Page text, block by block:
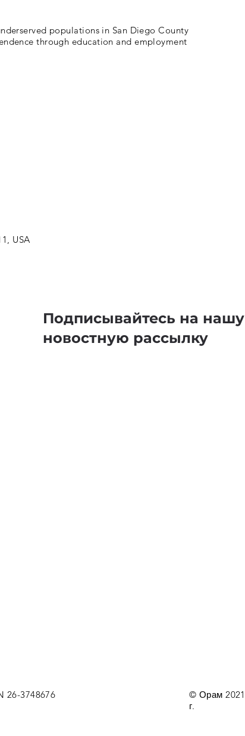
populations in San Diego County
through education and employment
USA
Подписывайтесь на нашу
новостную рассылку
26-3748676
© Орам 2021
г.